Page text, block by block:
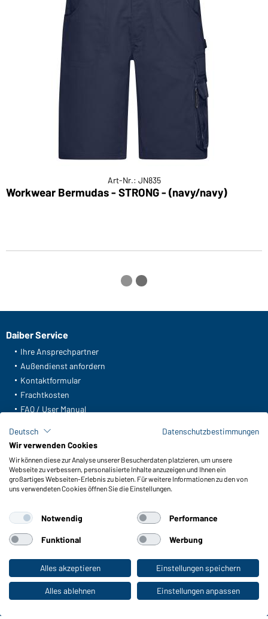
Zum Privatkunden-Shop
Art-Nr.: JN835
Workwear Bermudas - STRONG - (navy/navy)
Daiber Service
Ihre Ansprechpartner
Außendienst anfordern
Kontaktformular
Frachtkosten
FAQ / User Manual
Meldeportal nach Hinweisgeberschutz
Funktionen & Pflege
Produkteigenschaften
Pflegehinweise
Farben
WORKWEAR COLLECTION
Die ideale Wahl für Professionals: Kollektionen
entdecken!
Deutsch
Datenschutzbestimmungen
Wir verwenden Cookies
Wir können diese zur Analyse unserer Besucherdaten platzieren, um unsere
Webseite zu verbessern, personalisierte Inhalte anzuzeigen und Ihnen ein
großartiges Webseiten-Erlebnis zu bieten. Für weitere Informationen zu den von
uns verwendeten Cookies öffnen Sie die Einstellungen.
Notwendig Performance
Funktional Werbung
Alles akzeptieren Einstellungen speichern
Alles ablehnen Einstellungen anpassen